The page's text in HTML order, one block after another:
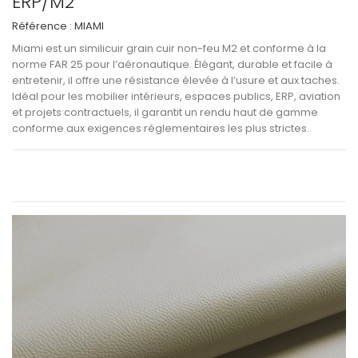
Référence : MIAMI
Miami est un similicuir grain cuir non-feu M2 et conforme à la
norme FAR 25 pour l’aéronautique. Élégant, durable et facile à
entretenir, il offre une résistance élevée à l’usure et aux taches.
Idéal pour les mobilier intérieurs, espaces publics, ERP, aviation
et projets contractuels, il garantit un rendu haut de gamme
conforme aux exigences réglementaires les plus strictes.